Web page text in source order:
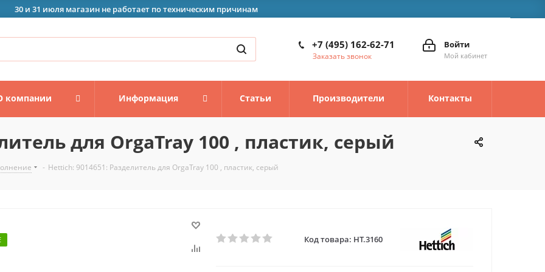
30 и 31 июля магазин не работает по техническим причинам
Войти
Мой кабинет
+7 (495) 162-62-71
Заказать звонок
компании Информация Статьи Производители Контакты
для OrgaTray 100 , пластик, серый
- Hettich: 9014651: Разделитель для OrgaTray 100 , пластик, серый
Код товара: HT.3160